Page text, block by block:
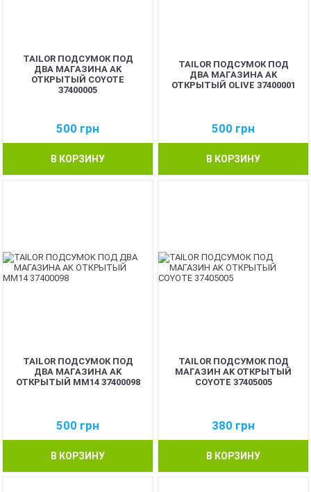
TAILOR ПОДСУМОК ПОД
ДВА МАГАЗИНА AK
ОТКРЫТЫЙ COYOTE
37400005
500 грн
В КОРЗИНУ
TAILOR ПОДСУМОК ПОД
ДВА МАГАЗИНА AK
ОТКРЫТЫЙ OLIVE 37400001
500 грн
В КОРЗИНУ
TAILOR ПОДСУМОК ПОД
ДВА МАГАЗИНА AK
ОТКРЫТЫЙ MM14 37400098
500 грн
В КОРЗИНУ
TAILOR ПОДСУМОК ПОД
МАГАЗИН AK ОТКРЫТЫЙ
COYOTE 37405005
380 грн
В КОРЗИНУ